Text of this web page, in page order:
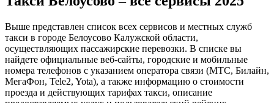
Выше представлен список всех сервисов и местных служб
такси в городе Белоусово Калужской области,
осуществляющих пассажирские перевозки. В списке вы
найдете официальные веб-сайты, городские и мобильные
номера телефонов с указанием оператора связи (МТС, Билайн,
МегаФон, Tele2, Yota), а также информацию о стоимости
проезда и действующих тарифах такси, описание